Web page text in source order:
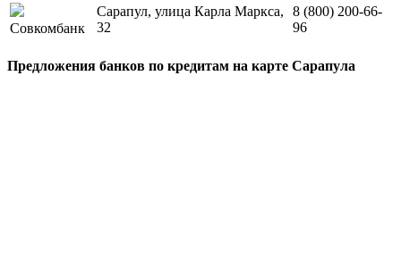
Совкомбанк
Сарапул, улица Карла Маркса,
32
8 (800) 200-66-
96
Предложения банков по кредитам на карте Сарапула